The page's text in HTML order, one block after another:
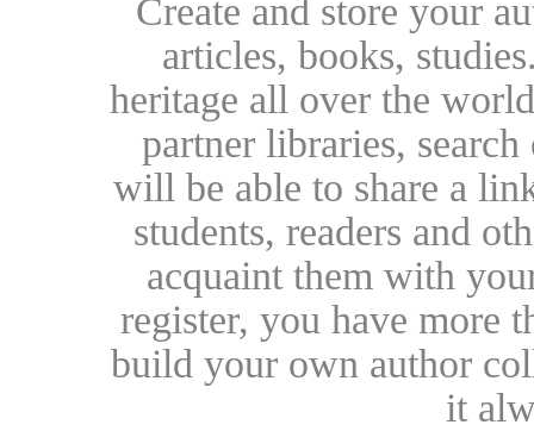
Create and store your
articles, books,
heritage all over the
partner libraries,
will be able to share a
students, readers and
acquaint them with
register, you have more
build your own author
it